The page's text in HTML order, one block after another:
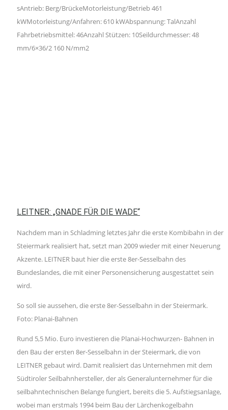
sAntrieb: Berg/BrückeMotorleistung/Betrieb 461
kWMotorleistung/Anfahren: 610 kWAbspannung: TalAnzahl
Fahrbetriebsmittel: 46Anzahl Stützen: 10Seildurchmesser: 48
mm/6×36/2 160 N/mm2
LEITNER: „GNADE FÜR DIE WADE“
Nachdem man in Schladming letztes Jahr die erste Kombibahn in der
Steiermark realisiert hat, setzt man 2009 wieder mit einer Neuerung
Akzente. LEITNER baut hier die erste 8er-Sesselbahn des
Bundeslandes, die mit einer Personensicherung ausgestattet sein
wird.
So soll sie aussehen, die erste 8er-Sesselbahn in der Steiermark.
Foto: Planai-Bahnen
Rund 5,5 Mio. Euro investieren die Planai-Hochwurzen- Bahnen in
den Bau der ersten 8er-Sesselbahn in der Steiermark, die von
LEITNER gebaut wird. Damit realisiert das Unternehmen mit dem
Südtiroler Seilbahnhersteller, der als Generalunternehmer für die
seilbahntechnischen Belange fungiert, bereits die 5. Aufstiegsanlage,
wobei man erstmals 1994 beim Bau der Lärchenkogelbahn